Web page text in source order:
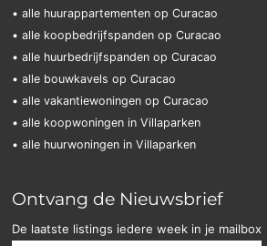
• alle huurappartementen op Curacao
• alle koopbedrijfspanden op Curacao
• alle huurbedrijfspanden op Curacao
• alle bouwkavels op Curacao
• alle vakantiewoningen op Curacao
• alle koopwoningen in Villaparken
• alle huurwoningen in Villaparken
Ontvang de Nieuwsbrief
De laatste listings iedere week in je mailbox